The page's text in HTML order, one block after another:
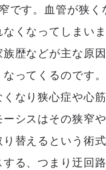
です。血管が狭く
くなってしまいま
歴などが主な原因
ってくるのです。
なり狭心症や心筋
シスはその狭窄や
替えるという術式
る、つまり迂回路